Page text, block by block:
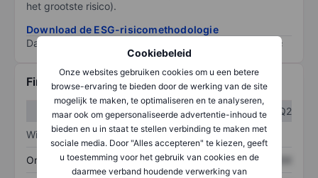
Cookiebeleid
Onze websites gebruiken cookies om u een betere
browse-ervaring te bieden door de werking van de site
mogelijk te maken, te optimaliseren en te analyseren,
maar ook om gepersonaliseerde advertentie-inhoud te
bieden en u in staat te stellen verbinding te maken met
sociale media. Door "Alles accepteren" te kiezen, geeft
u toestemming voor het gebruik van cookies en de
daarmee verband houdende verwerking van
het grootste risico).
Download de ESG-risicomethodologie
Data provided by
Financiële gegevens
Q1
Q2
Winst/verlies
Omzet XXXXXXX XXXXXXX